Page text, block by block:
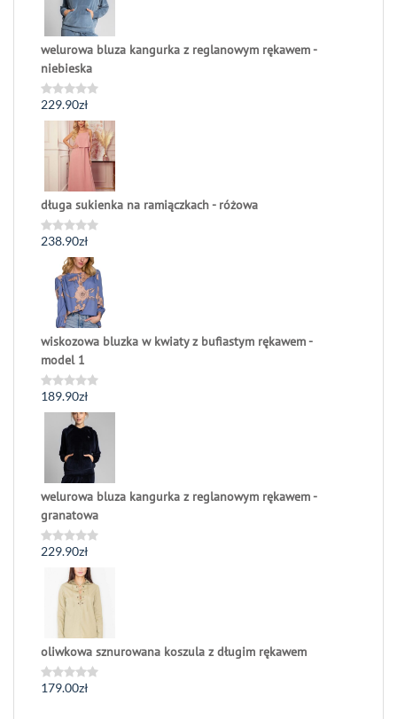
welurowa bluza kangurka z reglanowym rękawem -
niebieska
Oceniono
0
229.90zł
długa sukienka na ramiączkach - różowa
Oceniono
238.90zł
wiskozowa bluzka w kwiaty z bufiastym rękawem -
model 1
Oceniono
0
189.90zł
welurowa bluza kangurka z reglanowym rękawem -
granatowa
Oceniono
229.90zł
oliwkowa sznurowana koszula z długim rękawem
Oceniono
179.00zł